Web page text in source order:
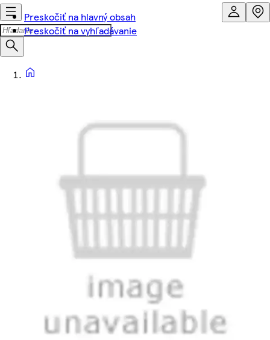
Preskočiť na hlavný obsah
Preskočiť na vyhľadávanie